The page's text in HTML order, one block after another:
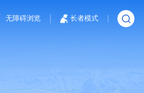
无障碍浏览 长者模式